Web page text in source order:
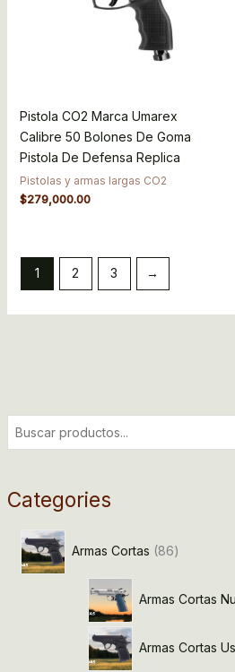
Categories
Armas Cortas 86
Armas Cortas
Armas Cortas
Pistola CO2 Marca Umarex
Calibre 50 Bolones De Goma
Pistola De Defensa Replica
Pistolas y armas largas CO2
$279,000.00
1 2 3 →